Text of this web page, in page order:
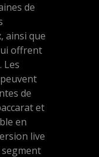
de
ainsi que
offrent
Les
de
et
en
live
segment